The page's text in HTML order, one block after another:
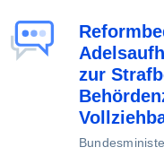
zur